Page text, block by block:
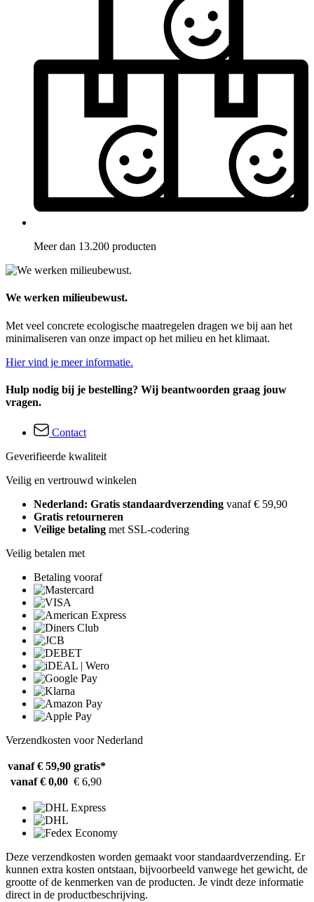
Meer dan 13.200 producten
We werken milieubewust.
Met veel concrete ecologische maatregelen dragen we bij aan het
minimaliseren van onze impact op het milieu en het klimaat.
Hier vind je meer informatie.
Hulp nodig bij je bestelling? Wij beantwoorden graag jouw
vragen.
Contact
Geverifieerde kwaliteit
Veilig en vertrouwd winkelen
Nederland: Gratis standaardverzending vanaf € 59,90
Gratis retourneren
Veilige betaling met SSL-codering
Veilig betalen met
Betaling vooraf
Verzendkosten voor Nederland
vanaf € 59,90 gratis*
vanaf € 0,00 € 6,90
Deze verzendkosten worden gemaakt voor standaardverzending. Er
kunnen extra kosten ontstaan, bijvoorbeeld vanwege het gewicht, de
grootte of de kenmerken van de producten. Je vindt deze informatie
direct in de productbeschrijving.